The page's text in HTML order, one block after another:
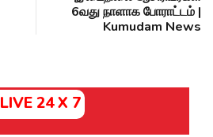
6வது நாளாக போராட்டம் |
Kumudam News
LIVE 24 X 7